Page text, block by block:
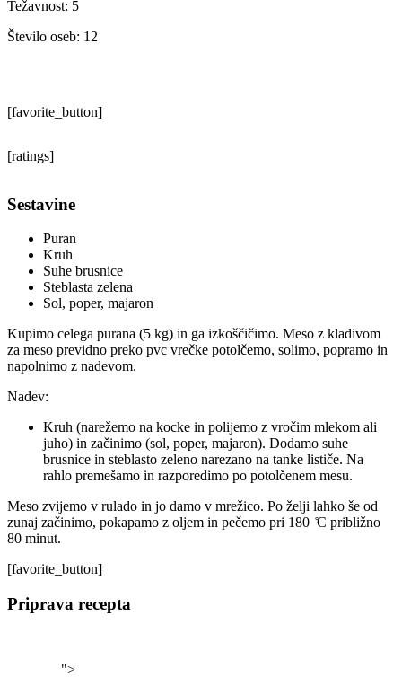
Težavnost: 5
Število oseb: 12
[favorite_button]
[ratings]
Sestavine
Puran
Kruh
Suhe brusnice
Steblasta zelena
Sol, poper, majaron
Kupimo celega purana (5 kg) in ga izkoščičimo. Meso z kladivom
za meso previdno preko pvc vrečke potolčemo, solimo, popramo in
napolnimo z nadevom.
Nadev:
Kruh (narežemo na kocke in polijemo z vročim mlekom ali
juho) in začinimo (sol, poper, majaron). Dodamo suhe
brusnice in steblasto zeleno narezano na tanke lističe. Na
rahlo premešamo in razporedimo po potolčenem mesu.
Meso zvijemo v rulado in jo damo v mrežico. Po želji lahko še od
zunaj začinimo, pokapamo z oljem in pečemo pri 180 ̊C približno
80 minut.
[favorite_button]
Priprava recepta
">